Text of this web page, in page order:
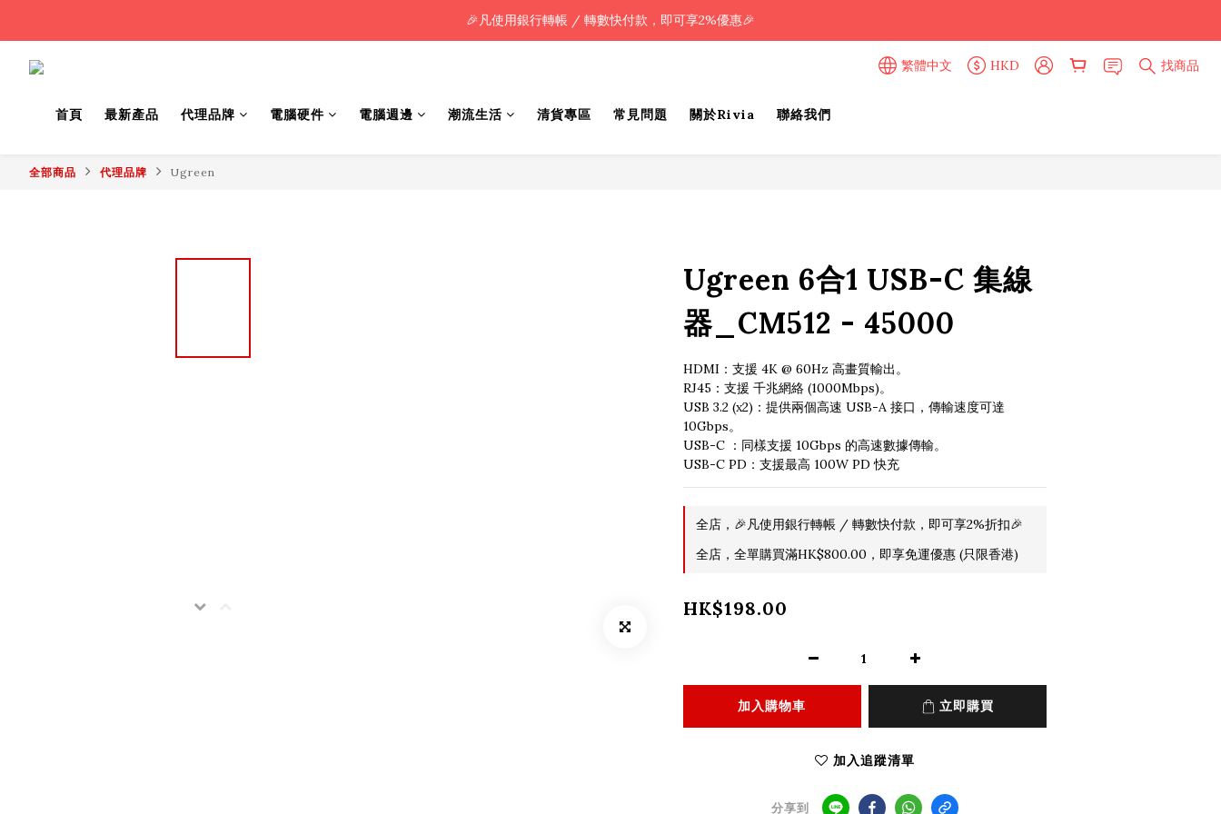
🎉凡使用銀行轉帳 / 轉數快付款，即可享2%優惠🎉
🎉凡使用銀行轉帳 / 轉數快付款，即可享2%優惠🎉
繁體中文 HKD 找商品
首頁 最新產品 代理品牌 電腦硬件 電腦週邊 潮流生活 清貨專區 常見問題 關於Rivia 聯絡我們
全部商品 代理品牌 Ugreen
Ugreen 6合1 USB-C 集線
器_CM512 - 45000
HDMI：支援 4K @ 60Hz 高畫質輸出。
RJ45：支援 千兆網絡 (1000Mbps)。
USB 3.2 (x2)：提供兩個高速 USB-A 接口，傳輸速度可達
10Gbps。
USB-C ：同樣支援 10Gbps 的高速數據傳輸。
USB-C PD：支援最高 100W PD 快充
全店，🎉凡使用銀行轉帳 / 轉數快付款，即可享2%折扣🎉
全店，全單購買滿HK$800.00，即享免運優惠 (只限香港)
HK$198.00
加入購物車 立即購買
加入追蹤清單
分享到